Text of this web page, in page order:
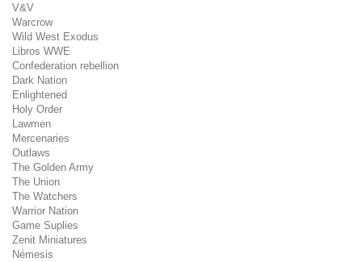
V&V
Warcrow
Wild West Exodus
Libros WWE
Confederation rebellion
Dark Nation
Enlightened
Holy Order
Lawmen
Mercenaries
Outlaws
The Golden Army
The Union
The Watchers
Warrior Nation
Game Suplies
Zenit Miniatures
Némesis